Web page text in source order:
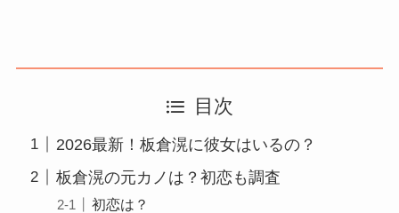
目次
2026最新！板倉滉に彼女はいるの？
板倉滉の元カノは？初恋も調査
初恋は？